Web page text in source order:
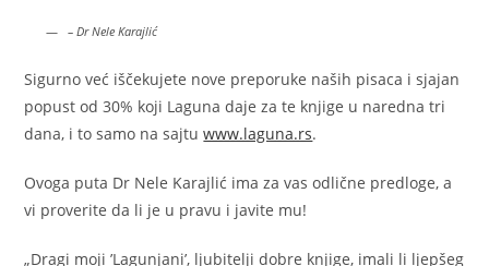
– Dr Nele Karajlić
Sigurno već iščekujete nove preporuke naših pisaca i sjajan
popust od 30% koji Laguna daje za te knjige u naredna tri
dana, i to samo na sajtuwww.laguna.rs.
Ovoga puta Dr Nele Karajlić ima za vas odlične predloge, a
vi proverite da li je u pravu i javite mu!
„Dragi moji ’Lagunjani’, ljubitelji dobre knjige, imali li ljepšeg